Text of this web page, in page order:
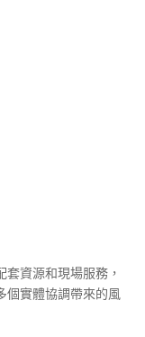
資源和現場服務，
個實體協調帶來的風